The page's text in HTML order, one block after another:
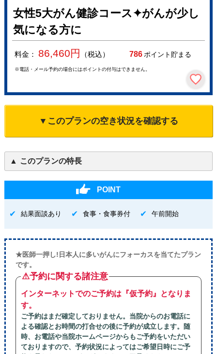
女性5大がん健診コース✦がんが少し
気になる方に
料金： 86,460円 （税込） 786ポイント貯まる
※電話・メール予約の場合にはポイントの付与はできません。
▼このプランの空き状況を確認する
このプランの特長
POINT
結果面談あり 食事・食事券付 午前開始
★医師一押し!日本人に多いがんにフォーカスを当てたプラン
です。
⚠予約に関する諸注意
インターネットでのご予約は『仮予約』となりま
す。
ご予約はまだ確定しておりません。当院からのお電話に
よる確認とお時間の打合せの後に予約が成立します。随
時、お電話や当院ホームページからもご予約をいただい
ておりますので、予約状況によってはご希望日時にご予